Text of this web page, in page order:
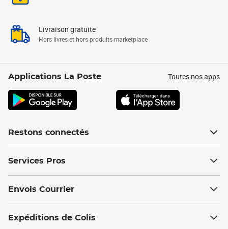
Livraison gratuite
Hors livres et hors produits marketplace
Applications La Poste Toutes nos apps
Restons connectés
Services Pros
Envois Courrier
Expéditions de Colis